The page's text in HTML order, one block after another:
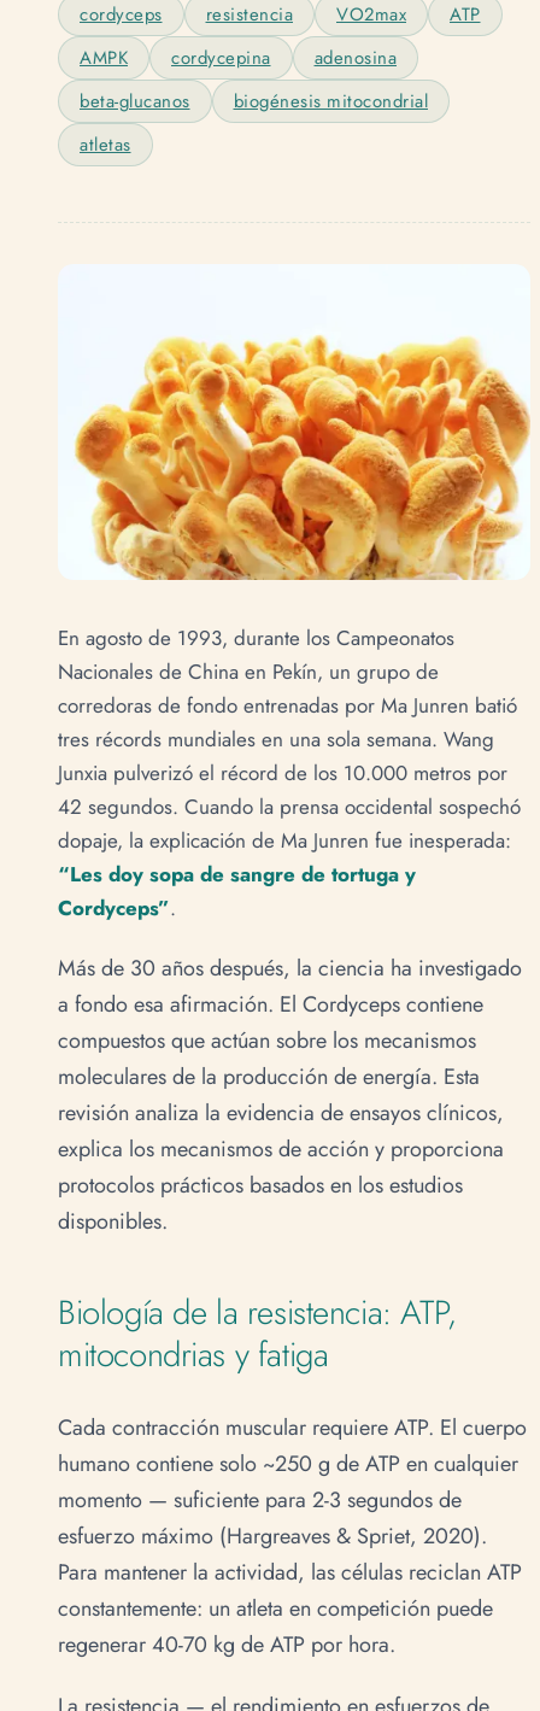
cordyceps resistencia VO2max
ATP
AMPK
cordycepina
adenosina
beta-glucanos
biogénesis mitocondrial
atletas
En agosto de 1993, durante los Campeonatos
Nacionales de China en Pekín, un grupo de
corredoras de fondo entrenadas por Ma Junren batió
tres récords mundiales en una sola semana. Wang
Junxia pulverizó el récord de los 10.000 metros por
42 segundos. Cuando la prensa occidental sospechó
dopaje, la explicación de Ma Junren fue inesperada:
“Les doy sopa de sangre de tortuga y
Cordyceps”.
Más de 30 años después, la ciencia ha investigado
a fondo esa afirmación. El Cordyceps contiene
compuestos que actúan sobre los mecanismos
moleculares de la producción de energía. Esta
revisión analiza la evidencia de ensayos clínicos,
explica los mecanismos de acción y proporciona
protocolos prácticos basados en los estudios
disponibles.
Biología de la resistencia: ATP,
mitocondrias y fatiga
Cada contracción muscular requiere ATP. El cuerpo
humano contiene solo ~250 g de ATP en cualquier
momento — suficiente para 2-3 segundos de
esfuerzo máximo (Hargreaves & Spriet, 2020).
Para mantener la actividad, las células reciclan ATP
constantemente: un atleta en competición puede
regenerar 40-70 kg de ATP por hora.